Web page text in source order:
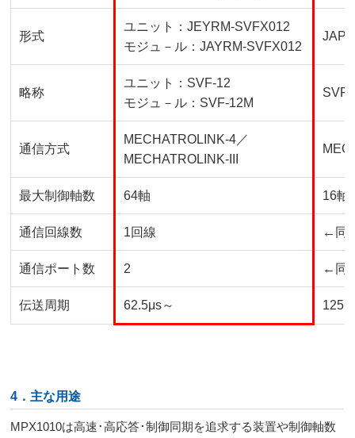
形式
ユニット：JEYRM-SVFX012
モジュ－ル：JAYRM-SVFX012
略称
ユニット：SVF-12
モジュ－ル： SVF-12M
SVF-
通信方式
MECHATROLINK-4／
MECHATROLINK-III
最大制御軸数 64軸 16軸
通信回線数 1回線 ←同
通信ポート数 2 ←同
伝送周期 62.5μs～
4．主な用途
MPX1010は高速･高応答･制御同期を追求する装置や制御軸数